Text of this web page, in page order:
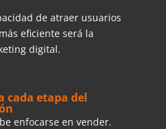
de atraer usuarios
eficiente será la
digital.
cada etapa del
enfocarse en vender.